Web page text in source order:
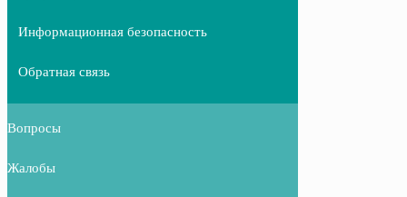
Информационная безопасность
Обратная связь
Вопросы
Жалобы